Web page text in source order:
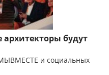
будут
и социальных